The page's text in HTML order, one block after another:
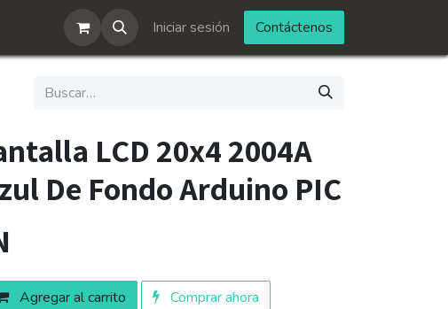
Iniciar sesión Contáctenos
LCD 20x4 2004A
De Fondo Arduino PIC
Agregar al carrito Comprar ahora